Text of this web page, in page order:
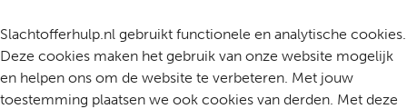
Slachtofferhulp.nl gebruikt functionele en analytische cookies.
Deze cookies maken het gebruik van onze website mogelijk
en helpen ons om de website te verbeteren. Met jouw
toestemming plaatsen we ook cookies van derden. Met deze